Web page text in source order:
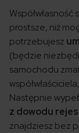
prostsze, niż
potrzebujesz
(będzie
samochodu
Następnie
z dowodu
znajdziesz bez